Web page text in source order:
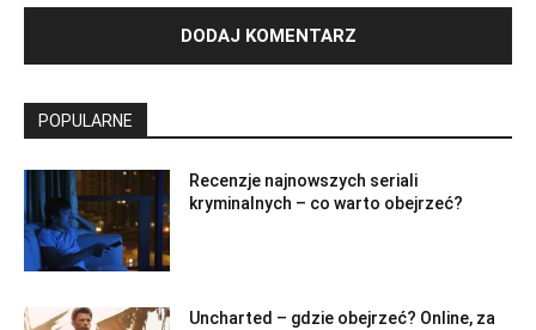
POPULARNE
Recenzje najnowszych seriali
kryminalnych – co warto obejrzeć?
Uncharted – gdzie obejrzeć? Online, za